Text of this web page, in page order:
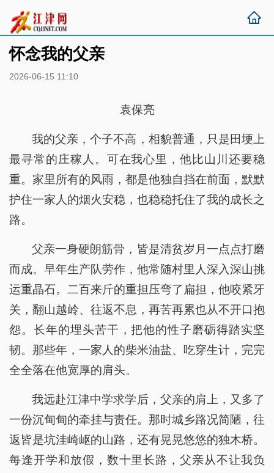
怀念我的父亲
2026-06-15 11:10
袁保亮
我的父亲，个子不高，相貌普通，只是田埂上
最寻常的庄稼人。可在我心里，他比山川还要稳
重。家里所有的风雨，都是他独自挡在前面，默默
护住一家人的烟火安稳，也稳稳托住了我的成长之
路。
父亲一身硬朗筋骨，皆是清贫岁月一点点打磨
而成。早年生产队劳作，他常随村里人深入深山挑
运重晶石。二百来斤的重担压弯了扁担，他咬紧牙
关，翻山越岭、往返不息，再苦再累也从不开口抱
怨。长年的埋头苦干，把他的性子磨砺得踏实坚
韧。那些年，一家人的柴米油盐、吃穿生计，完完
全全落在他宽厚的肩头。
我远赴江津中学求学后，父亲的肩上，又多了
一份沉甸甸的牵挂与责任。那时城乡路况简陋，往
返皆是坑洼崎岖的山路，还有晃晃悠悠的独木桥。
每逢开学和放假，数十里长路，父亲从不让我负